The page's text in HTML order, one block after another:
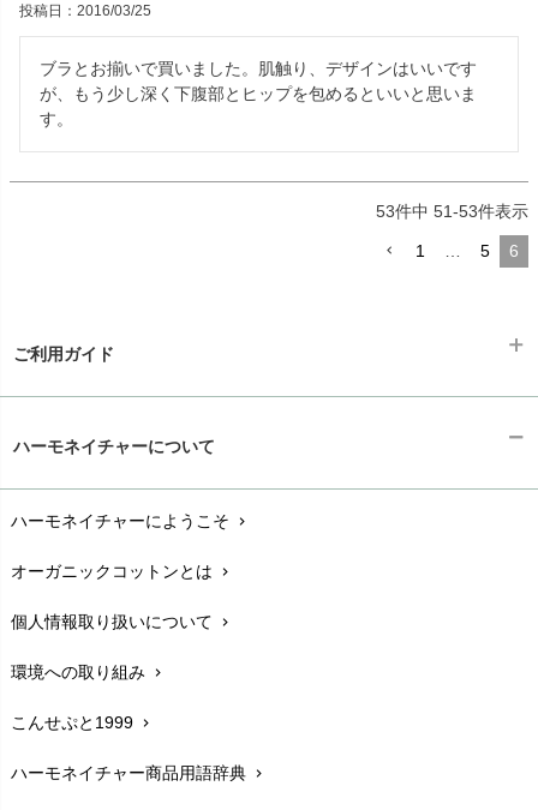
投稿日 2016/03/25
ブラとお揃いで買いました。肌触り、デザインはいいです
が、もう少し深く下腹部とヒップを包めるといいと思いま
す。
53件中 51-53件表示
1 5 6
ご利用ガイド
配送と送料chevron_right
在庫状況と発送予定chevron_right
サイズ・寸法chevron_right
生地・素材chevron_right
お手入れについて
レビューを書こうchevron_right
ハーモネイチャーについて
ハーモネイチャーにようこそ chevron_right
オーガニックコットンとは chevron_right
個人情報取り扱いについて chevron_right
環境への取り組み chevron_right
こんせぷと1999 chevron_right
ハーモネイチャー商品用語辞典 chevron_right